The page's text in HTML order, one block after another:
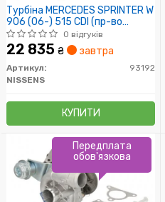
Турбіна MERCEDES SPRINTER W
906 (06-) 515 CDI (пр-во
Nissens)
0 відгуків
22 835 ₴ завтра
Артикул:
93192
NISSENS
КУПИТИ
Передплата
обов'язкова